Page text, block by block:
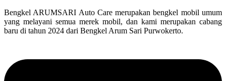
Bengkel ARUMSARI Auto Care merupakan bengkel mobil umum
yang melayani semua merek mobil, dan kami merupakan cabang
baru di tahun 2024 dari Bengkel Arum Sari Purwokerto.